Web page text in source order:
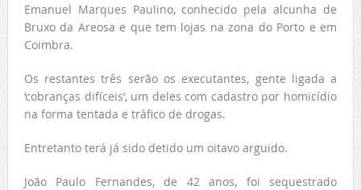
Emanuel Marques Paulino, conhecido pela alcunha de
Bruxo da Areosa e que tem lojas na zona do Porto e em
Coimbra.
Os restantes três serão os executantes, gente ligada a
‘cobranças difíceis’, um deles com cadastro por homicídio
na forma tentada e tráfico de drogas.
Entretanto terá já sido detido um oitavo arguido.
João Paulo Fernandes, de 42 anos, foi sequestrado